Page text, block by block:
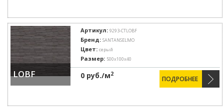
LOBF
Артикул: 9293-CTLOBF
Бренд: SANTANSELMO
Цвет: серый
Размер: 500х100х40
0 руб./м2
ПОДРОБНЕЕ